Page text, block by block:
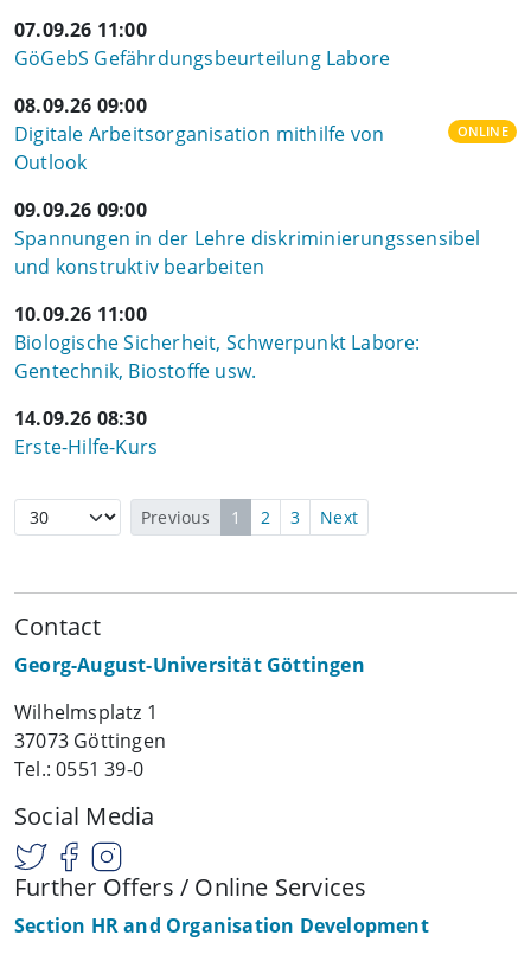
07.09.26 11:00
GöGebS Gefährdungsbeurteilung Labore
08.09.26 09:00
Digitale Arbeitsorganisation mithilfe von
Outlook
ONLINE
09.09.26 09:00
Spannungen in der Lehre diskriminierungssensibel
und konstruktiv bearbeiten
10.09.26 11:00
Biologische Sicherheit, Schwerpunkt Labore:
Gentechnik, Biostoffe usw.
14.09.26 08:30
Erste-Hilfe-Kurs
Previous 1 2 3 Next
Contact
Georg-August-Universität Göttingen
Wilhelmsplatz 1
37073 Göttingen
Tel.: 0551 39-0
Social Media
Further Offers / Online Services
Section HR and Organisation Development